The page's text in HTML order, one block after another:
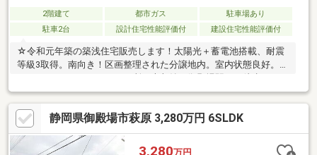
2階建て 都市ガス
駐車場あり
駐車2台
設計住宅性能評価付 建設住宅性能評価付
☆令和元年築の築浅住宅販売します！太陽光＋蓄電池搭載、耐震
等級3取得。南向き！区画整理された分譲地内。室内状態良好。ウ
分。
静岡県御殿場市萩原 3,280万円 6SLDK
3,280万円